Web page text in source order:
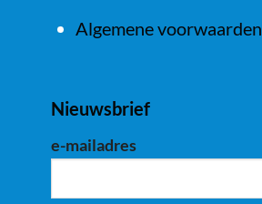
Algemene voorwaarden
Nieuwsbrief
e-mailadres